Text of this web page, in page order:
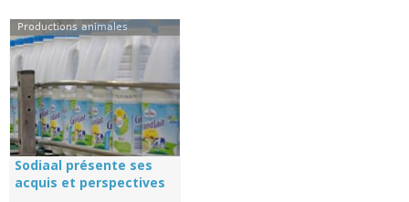
Productions animales
Sodiaal présente ses
acquis et perspectives